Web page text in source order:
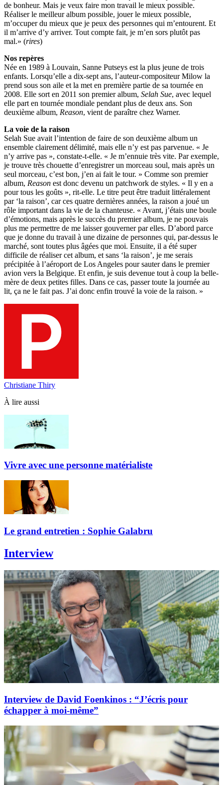
de bonheur. Mais je veux faire mon travail le mieux possible.
Réaliser le meilleur album possible, jouer le mieux possible,
m’occuper du mieux que je peux des personnes qui m’entourent. Et
il m’arrive d’y arriver. Tout compte fait, je m’en sors plutôt pas
mal.» (rires)
Nos repères
Née en 1989 à Louvain, Sanne Putseys est la plus jeune de trois
enfants. Lorsqu’elle a dix-sept ans, l’auteur-compositeur Milow la
prend sous son aile et la met en première partie de sa tournée en
2008. Elle sort en 2011 son premier album, Selah Sue, avec lequel
elle part en tournée mondiale pendant plus de deux ans. Son
deuxième album, Reason, vient de paraître chez Warner.
La voie de la raison
Selah Sue avait l’intention de faire de son deuxième album un
ensemble clairement délimité, mais elle n’y est pas parvenue. « Je
n’y arrive pas », constate-t-elle. « Je m’ennuie très vite. Par exemple,
je trouve très chouette d’enregistrer un morceau soul, mais après un
seul morceau, c’est bon, j’en ai fait le tour. » Comme son premier
album, Reason est donc devenu un patchwork de styles. « Il y en a
pour tous les goûts », rit-elle. Le titre peut être traduit littéralement
par ‘la raison’, car ces quatre dernières années, la raison a joué un
rôle important dans la vie de la chanteuse. « Avant, j’étais une boule
d’émotions, mais après le succès du premier album, je ne pouvais
plus me permettre de me laisser gouverner par elles. D’abord parce
que je donne du travail à une dizaine de personnes qui, par-dessus le
marché, sont toutes plus âgées que moi. Ensuite, il a été super
difficile de réaliser cet album, et sans ‘la raison’, je me serais
précipitée à l’aéroport de Los Angeles pour sauter dans le premier
avion vers la Belgique. Et enfin, je suis devenue tout à coup la belle-
mère de deux petites filles. Dans ce cas, passer toute la journée au
lit, ça ne le fait pas. J’ai donc enfin trouvé la voie de la raison. »
Christiane Thiry
À lire aussi
Vivre avec une personne matérialiste
Le grand entretien : Sophie Galabru
Interview
Interview de David Foenkinos : “J’écris pour
échapper à moi-même”